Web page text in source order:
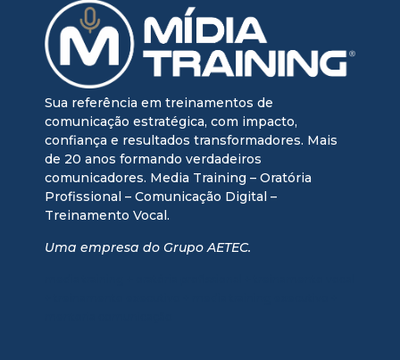
Sua referência em treinamentos de
comunicação estratégica, com impacto,
confiança e resultados transformadores. Mais
de 20 anos formando verdadeiros
comunicadores. Media Training – Oratória
Profissional – Comunicação Digital –
Treinamento Vocal.
Uma empresa do Grupo AETEC.